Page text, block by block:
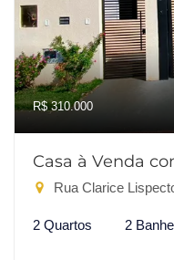
R$ 310.000
Casa à Venda
Rua Clarice
2 Quartos 2